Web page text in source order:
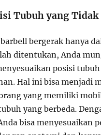
Tubuh yang Tidak
bergerak hanya
ditentukan, Anda
posisi tubuh
Hal ini bisa menjadi
yang memiliki
yang berbeda.
bisa menyesuaikan